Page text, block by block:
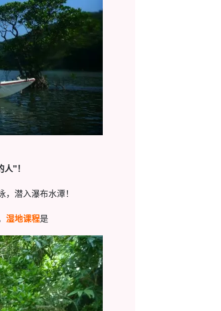
"！
潜入瀑布水潭！
湿地课程是